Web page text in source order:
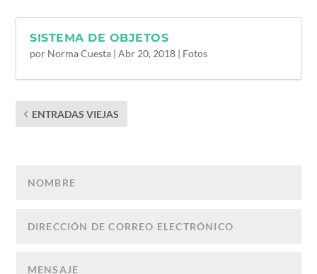
SISTEMA DE OBJETOS
por Norma Cuesta |Abr 20, 2018 | Fotos
ENTRADAS VIEJAS